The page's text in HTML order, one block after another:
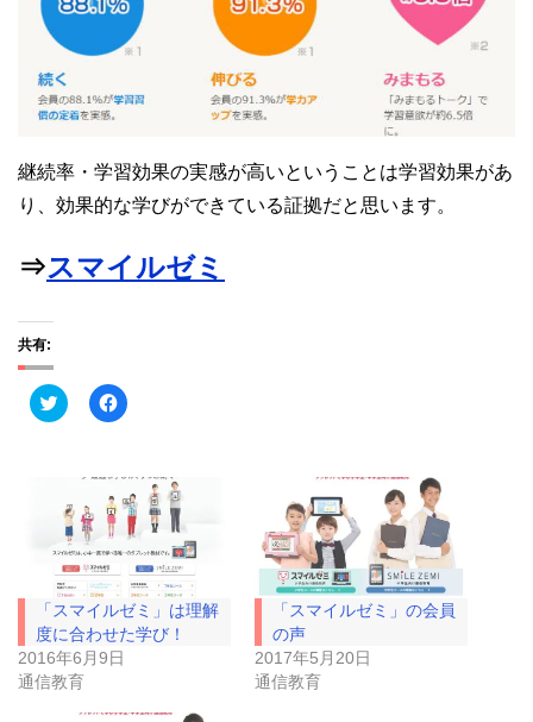
継続率・学習効果の実感が高いということは学習効果があ
り、効果的な学びができている証拠だと思います。
⇒スマイルゼミ
共有:
ク
リ
w
t
t
e
r
で
共
有
(
新
し
い
F
a
o
k
で
共
有
す
る
に
は
ク
リ
ッ
て
「スマイルゼミ」は理解
度に合わせた学び！
2016年6月9日
通信教育
「スマイルゼミ」の会員
の声
2017年5月20日
通信教育